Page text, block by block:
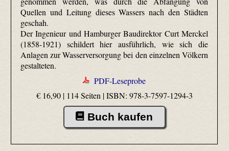
Quellen und Leitung dieses Wassers nach den Städten
geschah.
Der Ingenieur und Hamburger Baudirektor Curt Merckel
(1858-1921) schildert hier ausführlich, wie sich die
Anlagen zur Wasserversorgung bei den einzelnen Völkern
gestalteten.
PDF-Leseprobe
€ 16,90 | 114 Seiten |ISBN: 978-3-7597-1294-3
Buch kaufen